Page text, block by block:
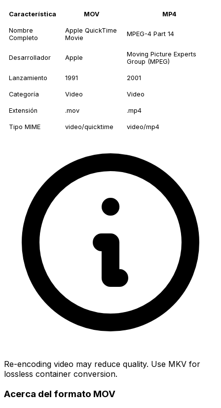
Característica MOV MP4
Nombre
Completo
Apple QuickTime
Movie
MPEG-4 Part 14
Desarrollador Apple
Moving Picture Experts
Group (MPEG)
Lanzamiento 1991 2001
Categoría Video Video
Extensión .mov .mp4
Tipo MIME video/quicktime video/mp4
Re-encoding video may reduce quality. Use MKV for
lossless container conversion.
Acerca del formato MOV